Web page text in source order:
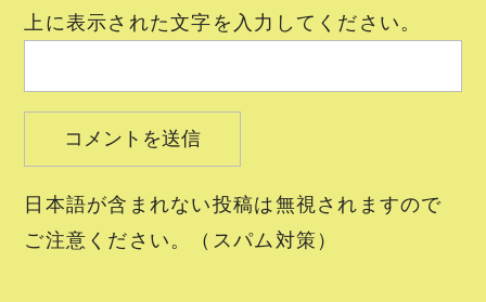
上に表示された文字を入力してください。
日本語が含まれない投稿は無視されますので
ご注意ください。（スパム対策）